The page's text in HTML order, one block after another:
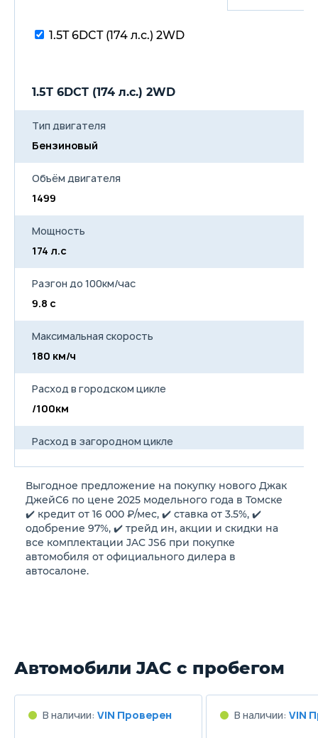
1.5T 6DCT (174 л.с.) 2WD
1.5T 6DCT (174 л.с.) 2WD
Тип двигателя
Бензиновый
Объём двигателя
1499
Мощность
174 л.с
Разгон до 100км/час
9.8 с
Максимальная скорость
180 км/ч
Расход в городском цикле
/100км
Расход в загородном цикле
Расход в смешанном цикле
6.9/100км
Объем топливного бака
55 л
1890 мм
1700 мм
Выгодное предложение на покупку нового Джак
ДжейС6 по цене 2025 модельного года в Томске
✔️ кредит от 16 000 ₽/мес, ✔️ ставка от 3.5%, ✔️
одобрение 97%, ✔️ трейд ин, акции и скидки на
все комплектации JAC JS6 при покупке
автомобиля от официального дилера в
автосалоне.
Автомобили JAC с пробегом
В наличии: VIN Проверен В наличии: VIN